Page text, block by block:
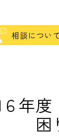
相談について
年度
困